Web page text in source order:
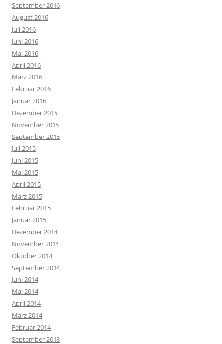
September 2016
August 2016
Juli 2016
Juni 2016
Mai 2016
April 2016
März 2016
Februar 2016
Januar 2016
Dezember 2015
November 2015
September 2015
Juli 2015
Juni 2015
Mai 2015
April 2015
März 2015
Februar 2015
Januar 2015
Dezember 2014
November 2014
Oktober 2014
September 2014
Juni 2014
Mai 2014
April 2014
März 2014
Februar 2014
September 2013